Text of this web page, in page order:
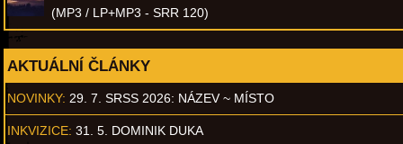
(MP3 / LP+MP3 - SRR 120)
AKTUÁLNÍ ČLÁNKY
NOVINKY: 29. 7. SRSS 2026: NÁZEV ~ MÍSTO
INKVIZICE: 31. 5. DOMINIK DUKA